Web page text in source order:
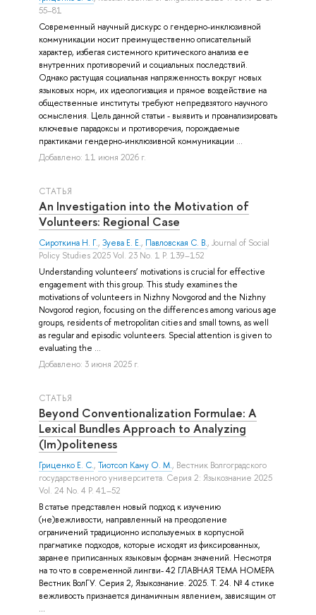
55–81
Современный научный дискурс о гендерно-инклюзивной
коммуникации носит преимущественно описательный
характер, избегая системного критического анализа ее
внутренних противоречий и социальных последствий.
Однако растущая социальная напряженность вокруг новых
языковых норм, их идеологизация и прямое воздействие на
общественные институты требуют непредвзятого научного
осмысления. Цель данной статьи - выявить и проанализировать
ключевые парадоксы и противоречия, порождаемые
практиками гендерно-инклюзивной коммуникации ...
Добавлено: 11 июня 2026 г.
СТАТЬЯ
An Investigation into the Motivation of
Volunteers: Regional Case
Сироткина Н. Г., Зуева Е. Е., Павловская С. В., Journal of Social
Policy Studies 2025 Vol. 23 No. 1 P. 139–152
Understanding volunteers’ motivations is crucial for effective
engagement with this group. This study examines the
motivations of volunteers in Nizhny Novgorod and the Nizhny
Novgorod region, focusing on the differences among various age
groups, residents of metropolitan cities and small towns, as well
as regular and episodic volunteers. Special attention is given to
evaluating the ...
Добавлено: 3 июня 2025 г.
СТАТЬЯ
Beyond Conventionalization Formulae: A
Lexical Bundles Approach to Analyzing
(Im)politeness
Гриценко Е. С., Тиотсоп Каму О. М., Вестник Волгоградского
государственного университета. Серия 2: Языкознание 2025
Vol. 24 No. 4 P. 41–52
В статье представлен новый подход к изучению
(не)вежливости, направленный на преодоление
ограничений традиционно используемых в корпусной
прагматике подходов, которые исходят из фиксированных,
заранее приписанных языковым формам значений. Несмотря
на то что в современной лингви- 42 ГЛАВНАЯ ТЕМА НОМЕРА
Вестник ВолГУ. Серия 2, Языкознание. 2025. Т. 24. № 4 стике
вежливость признается динамичным явлением, зависящим от
...